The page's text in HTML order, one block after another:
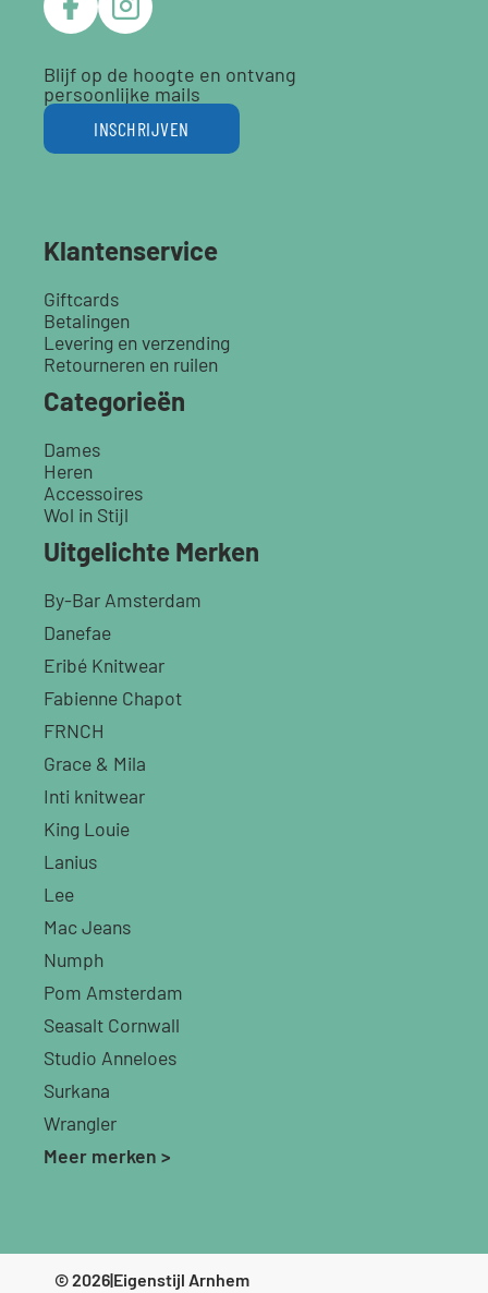
Blijf op de hoogte en ontvang
persoonlijke mails
INSCHRIJVEN
Klantenservice
Giftcards
Betalingen
Levering en verzending
Retourneren en ruilen
Categorieën
Dames
Heren
Accessoires
Wol in Stijl
Uitgelichte Merken
By-Bar Amsterdam
Danefae
Eribé Knitwear
Fabienne Chapot
FRNCH
Grace & Mila
Inti knitwear
King Louie
Lanius
Lee
Mac Jeans
Numph
Pom Amsterdam
Seasalt Cornwall
Studio Anneloes
Surkana
Wrangler
Meer merken >
© 2026|Eigenstijl Arnhem